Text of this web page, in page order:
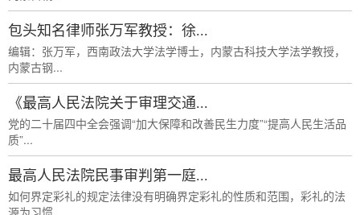
包头知名律师张万军教授：徐...
编辑：张万军，西南政法大学法学博士，内蒙古科技大学法学教授，
内蒙古钢...
《最高人民法院关于审理交通...
党的二十届四中全会强调“加大保障和改善民生力度”“提高人民生活品
质”...
最高人民法院民事审判第一庭...
如何界定彩礼的规定法律没有明确界定彩礼的性质和范围，彩礼的法
源为习惯...